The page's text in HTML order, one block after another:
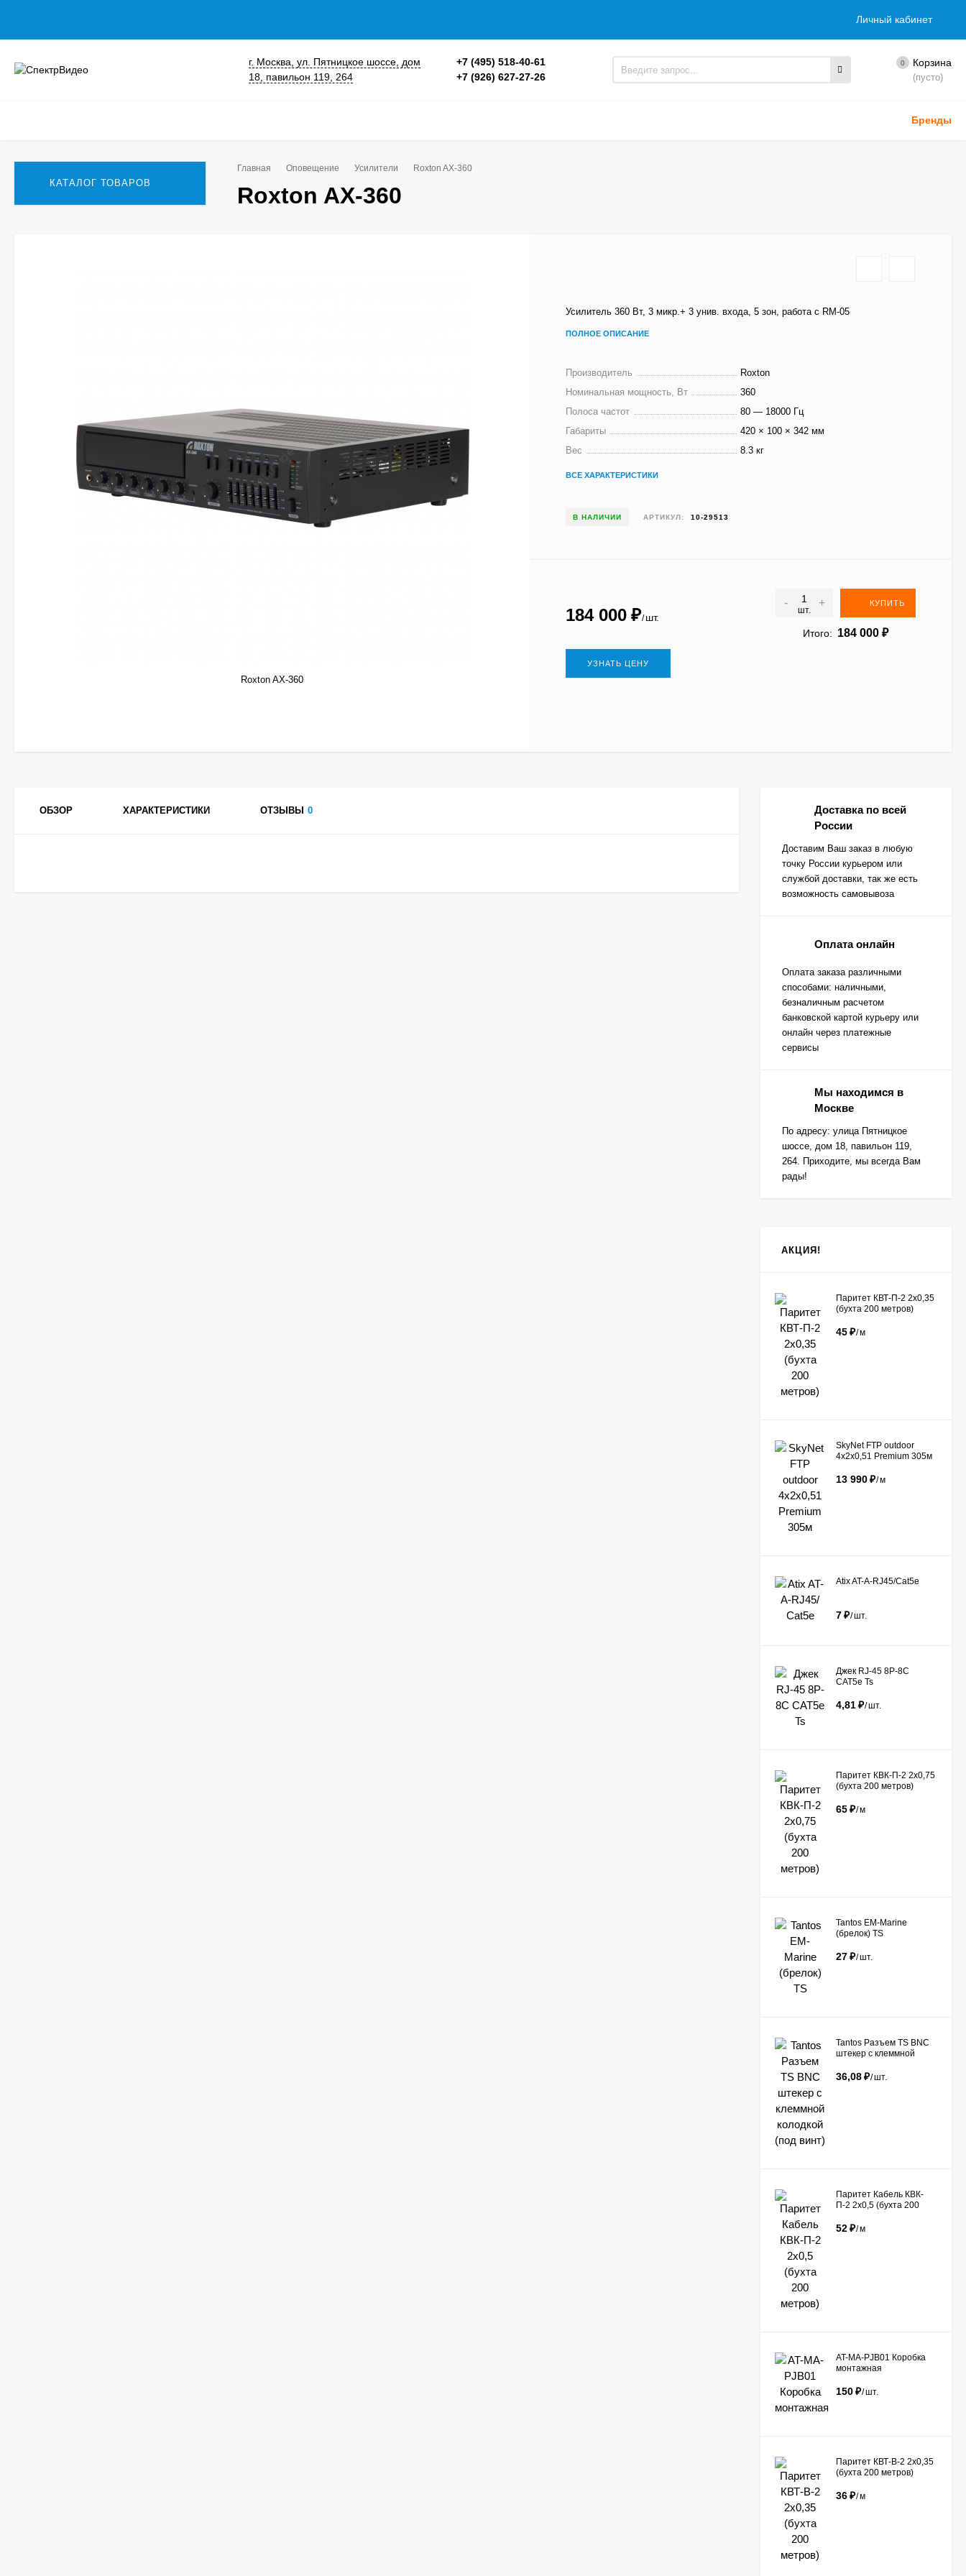
Личный кабинет
г. Москва, ул. Пятницкое шоссе, дом
18, павильон 119, 264
+7 (495) 518-40-61
+7 (926) 627-27-26
0 Корзина
(пусто)
Бренды
КАТАЛОГ ТОВАРОВ
Главная Оповещение Усилители Roxton AX-360
Roxton AX-360
Roxton AX-360
Усилитель 360 Вт, 3 микр.+ 3 унив. входа, 5 зон, работа с RM-05
ПОЛНОЕ ОПИСАНИЕ
Производитель
Roxton
Номинальная мощность, Вт
360
Полоса частот
80 — 18000 Гц
Габариты
420 × 100 × 342 мм
Вес
8.3 кг
ВСЕ ХАРАКТЕРИСТИКИ
В НАЛИЧИИ АРТИКУЛ: 10-29513
184 000 ₽/ шт.
-
шт.
+ КУПИТЬ
Итого: 184 000 ₽
УЗНАТЬ ЦЕНУ
ОБЗОР ХАРАКТЕРИСТИКИ ОТЗЫВЫ 0
Доставка по всей
России
Доставим Ваш заказ в любую
точку России курьером или
службой доставки, так же есть
возможность самовывоза
Оплата онлайн
Оплата заказа различными
способами: наличными,
безналичным расчетом
банковской картой курьеру или
онлайн через платежные
сервисы
Мы находимся в
Москве
По адресу: улица Пятницкое
шоссе, дом 18, павильон 119,
264. Приходите, мы всегда Вам
рады!
АКЦИЯ!
Паритет КВТ-П-2 2х0,35
(бухта 200 метров)
45₽/м
​SkyNet FTP outdoor
4x2x0,51 Premium 305м
13 990₽/м
Atix AT-A-RJ45/Сat5e
7₽/шт.
Джек RJ-45 8P-8C
CAT5e Ts
4,81₽/шт.
Паритет КВК-П-2 2х0,75
(бухта 200 метров)
65₽/м
Tantos EM-Marine
(брелок) TS
27₽/шт.
Tantos Разъем TS BNC
штекер с клеммной
36,08₽/шт.
Паритет Кабель КВК-
П-2 2х0,5 (бухта 200
52₽/м
AT-MA-PJB01 Коробка
монтажная
150₽/шт.
Паритет КВТ-В-2 2х0,35
(бухта 200 метров)
36₽/м